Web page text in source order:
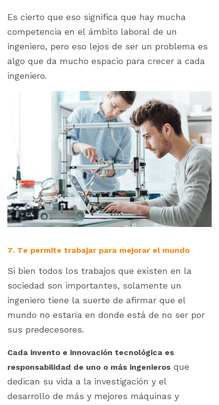
Es cierto que eso significa que hay mucha
competencia en el ámbito laboral de un
ingeniero, pero eso lejos de ser un problema es
algo que da mucho espacio para crecer a cada
ingeniero.
7. Te permite trabajar para mejorar el mundo
Si bien todos los trabajos que existen en la
sociedad son importantes, solamente un
ingeniero tiene la suerte de afirmar que el
mundo no estaría en donde está de no ser por
sus predecesores.
Cada invento e innovación tecnológica es
responsabilidad de uno o más ingenieros que
dedican su vida a la investigación y el
desarrollo de más y mejores máquinas y